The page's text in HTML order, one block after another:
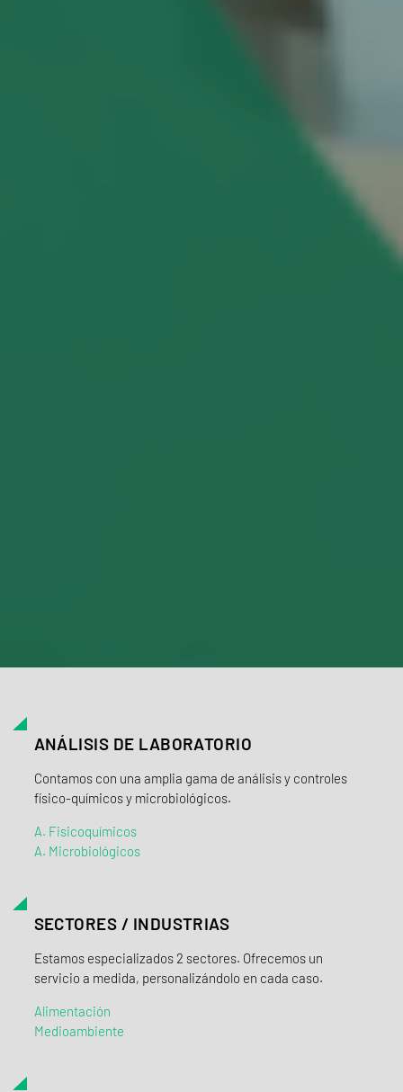
ANÁLISIS DE LABORATORIO
Contamos con una amplia gama de análisis y controles
físico-químicos y microbiológicos.
A. Fisicoquímicos
A. Microbiológicos
SECTORES / INDUSTRIAS
Estamos especializados 2 sectores. Ofrecemos un
servicio a medida, personalizándolo en cada caso.
Alimentación
Medioambiente